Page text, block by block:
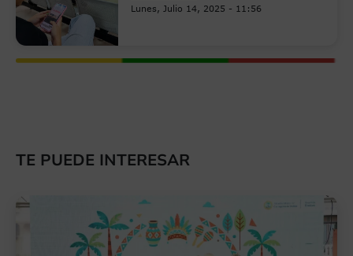
Lunes, Julio 14, 2025 - 11:56
TE PUEDE INTERESAR